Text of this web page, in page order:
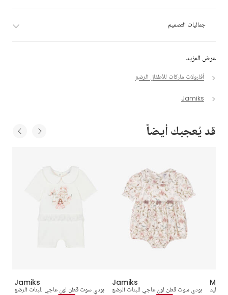
عرض المزيد
أفارولات ماركات للأطفال الرضع
Jamiks
جماليات التصميم
قد يُعجبك أيضاً
Jamiks
بودي سوت قطن لون عاجي للبنات الرضع
Jamiks
بودي سوت قطن لون عاجي للبنات الرضع